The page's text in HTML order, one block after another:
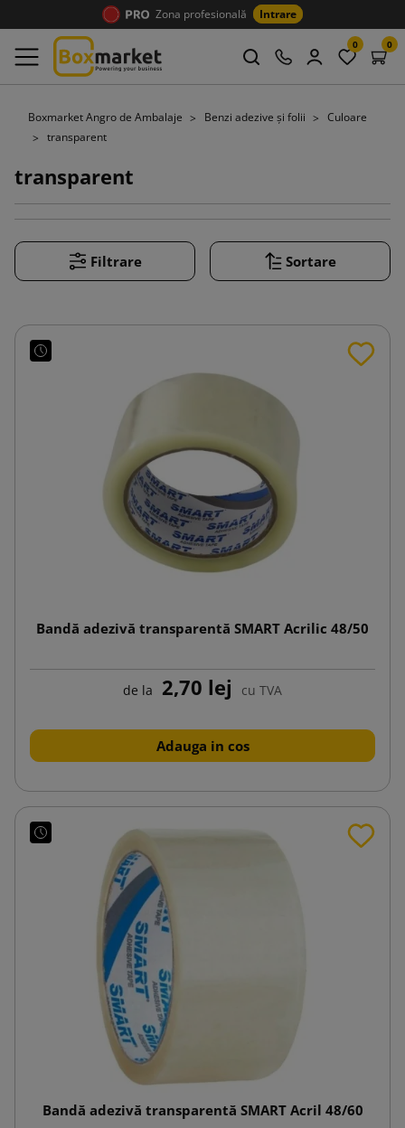
Zona profesională Intrare
0 0
Boxmarket Angro de Ambalaje Benzi adezive și folii
Culoare
transparent
transparent
Filtrare Sortare
Bandă adezivă transparentă SMART Acrilic 48/50
de la 2,70 lej cu TVA
Adauga in cos
Bandă adezivă transparentă SMART Acril 48/60